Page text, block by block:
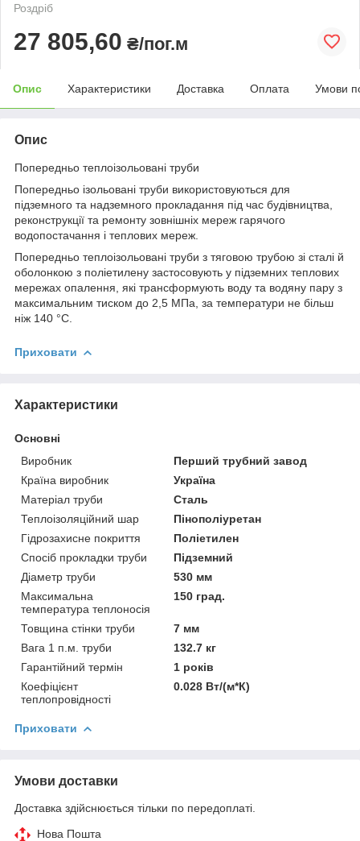
Роздріб
27 805,60 ₴/пог.м
Опис Характеристики Доставка Оплата Умови
Опис
Попередньо теплоізольовані труби
Попередньо ізольовані труби використовуються для
підземного та надземного прокладання під час будівництва,
реконструкції та ремонту зовнішніх мереж гарячого
водопостачання і теплових мереж.
Попередньо теплоізольовані труби з тяговою трубою зі сталі й
оболонкою з поліетилену застосовують у підземних теплових
мережах опалення, які трансформують воду та водяну пару з
максимальним тиском до 2,5 МПа, за температури не більш
ніж 140 °C.
Приховати
Характеристики
Основні
Виробник
Перший трубний завод
Країна виробник
Україна
Матеріал труби
Сталь
Теплоізоляційний шар
Пінополіуретан
Гідрозахисне покриття
Поліетилен
Спосіб прокладки труби
Підземний
Діаметр труби
530 мм
Максимальна
температура теплоносія
150 град.
Товщина стінки труби
7 мм
Вага 1 п.м. труби
132.7 кг
Гарантійний термін
1 років
Коефіцієнт
теплопровідності
0.028 Вт/(м*К)
Приховати
Умови доставки
Доставка здійснюється тільки по передоплаті.
Нова Пошта